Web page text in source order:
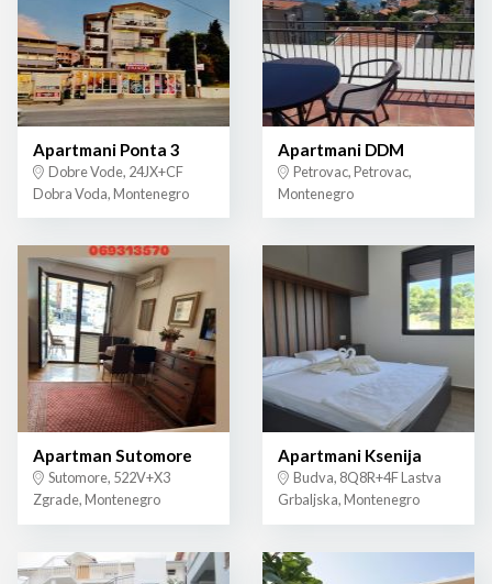
Apartmani Ponta 3
Dobre Vode, 24JX+CF
Dobra Voda, Montenegro
Apartmani DDM
Petrovac, Petrovac,
Montenegro
Apartman Sutomore
Sutomore, 522V+X3
Zgrade, Montenegro
Apartmani Ksenija
Budva, 8Q8R+4F Lastva
Grbaljska, Montenegro